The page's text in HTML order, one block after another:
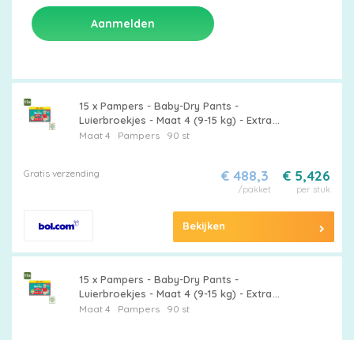
Aanmelden
15 x Pampers - Baby-Dry Pants -
Luierbroekjes - Maat 4 (9-15 kg) - Extra
Droog - 90 Luiers - Grootverpakking - Baby
Maat 4 Pampers90 st
Gratis verzending € 5,426
per stuk
€ 488,3
/pakket
Bekijken
15 x Pampers - Baby-Dry Pants -
Luierbroekjes - Maat 4 (9-15 kg) - Extra
Droog - 90 Luiers - Grootverpakking -
Maat 4 Pampers90 st